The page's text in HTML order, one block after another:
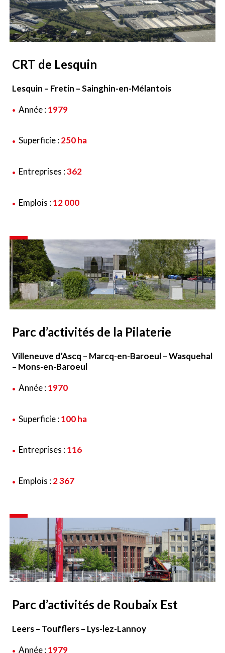
CRT de Lesquin
Lesquin – Fretin – Sainghin-en-Mélantois
Année :1979
Superficie :250 ha
Entreprises :362
Emplois :12 000
Parc d’activités de la Pilaterie
Villeneuve d’Ascq – Marcq-en-Baroeul – Wasquehal
– Mons-en-Baroeul
Année :1970
Superficie :100 ha
Entreprises :116
Emplois :2 367
Parc d’activités de Roubaix Est
Leers – Toufflers – Lys-lez-Lannoy
Année :1979